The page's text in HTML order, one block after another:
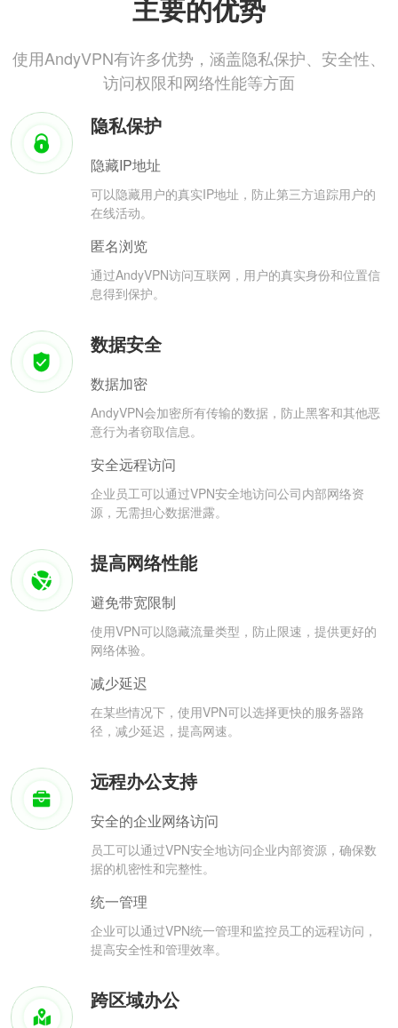
主要的优势
使用AndyVPN有许多优势，涵盖隐私保护、安全性、
访问权限和网络性能等方面
隐私保护
隐藏IP地址
可以隐藏用户的真实IP地址，防止第三方追踪用户的
在线活动。
匿名浏览
通过AndyVPN访问互联网，用户的真实身份和位置信
息得到保护。
数据安全
数据加密
AndyVPN会加密所有传输的数据，防止黑客和其他恶
意行为者窃取信息。
安全远程访问
企业员工可以通过VPN安全地访问公司内部网络资
源，无需担心数据泄露。
提高网络性能
避免带宽限制
使用VPN可以隐藏流量类型，防止限速，提供更好的
网络体验。
减少延迟
在某些情况下，使用VPN可以选择更快的服务器路
径，减少延迟，提高网速。
远程办公支持
安全的企业网络访问
员工可以通过VPN安全地访问企业内部资源，确保数
据的机密性和完整性。
统一管理
企业可以通过VPN统一管理和监控员工的远程访问，
提高安全性和管理效率。
跨区域办公